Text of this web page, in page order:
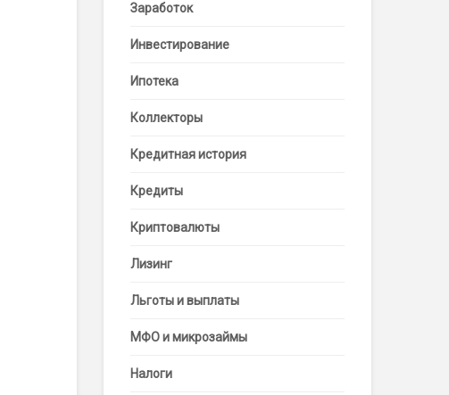
Заработок
Инвестирование
Ипотека
Коллекторы
Кредитная история
Кредиты
Криптовалюты
Лизинг
Льготы и выплаты
МФО и микрозаймы
Налоги